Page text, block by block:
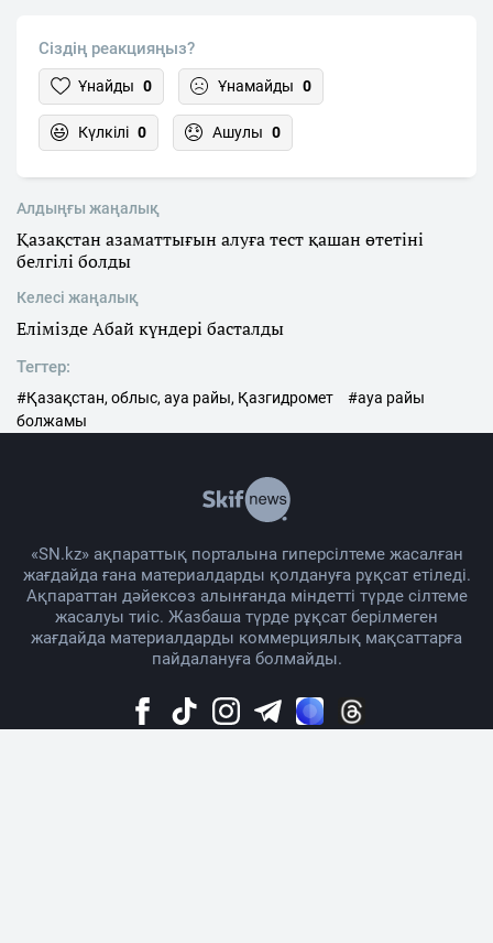
Сіздің реакцияңыз?
Ұнайды 0 Ұнамайды 0
Күлкілі 0 Ашулы 0
Алдыңғы жаңалық
Қазақстан азаматтығын алуға тест қашан өтетіні
белгілі болды
Келесі жаңалық
Елімізде Абай күндері басталды
Тегтер:
#Қазақстан, облыс, ауа райы, Қазгидромет
#ауа райы
болжамы
«SN.kz» ақпараттық порталына гиперсілтеме жасалған
жағдайда ғана материалдарды қолдануға рұқсат етіледі.
Ақпараттан дәйексөз алынғанда міндетті түрде сілтеме
жасалуы тиіс. Жазбаша түрде рұқсат берілмеген
жағдайда материалдарды коммерциялық мақсаттарға
пайдалануға болмайды.